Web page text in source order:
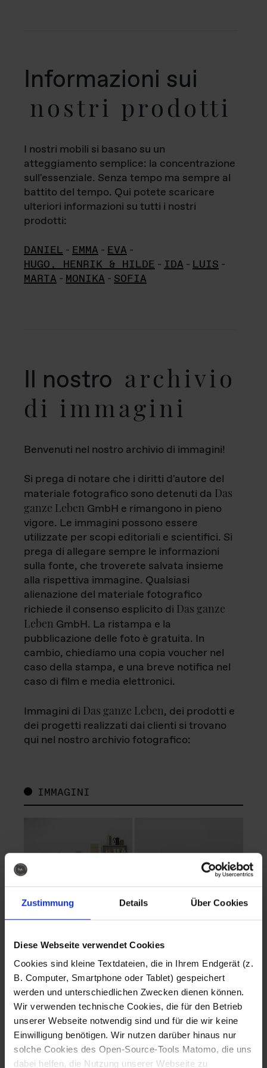
Zustimmung Details Über Cookies
Diese Webseite verwendet Cookies
Cookies sind kleine Textdateien, die in Ihrem Endgerät (z.
B. Computer, Smartphone oder Tablet) gespeichert
werden und unterschiedlichen Zwecken dienen können.
Wir verwenden technische Cookies, die für den Betrieb
unserer Webseite notwendig sind und für die wir keine
Einwilligung benötigen. Wir nutzen darüber hinaus nur
solche Cookies des Open-Source-Tools Matomo, die uns
dabei helfen, die Nutzung unserer Webseite zu
Informazioni sui
nostri prodotti
I nostri mobili si basano su un
atteggiamento semplice: la concentrazione
sull'essenziale. Senza tempo ma sempre al
battito del tempo. Qui potete scaricare
ulteriori informazioni su tutti i nostri
prodotti:
DANIEL - EMMA - EVA -
HUGO, HENRIK & HILDE - IDA - LUIS -
MARTA - MONIKA - SOFIA
Il nostro archivio
di immagini
Benvenuti nel nostro archivio di immagini!
Si prega di notare che i diritti d'autore del
materiale fotografico sono detenuti da Das
ganze Leben GmbH e rimangono in pieno
vigore. Le immagini possono essere
utilizzate per scopi editoriali e scientifici. Si
prega di allegare sempre le informazioni
sulla fonte, che troverete salvata insieme
alla rispettiva immagine. Qualsiasi
alienazione del materiale fotografico
richiede il consenso esplicito di Das ganze
Leben GmbH. La ristampa e la
pubblicazione delle foto è gratuita. In
cambio, chiediamo una copia voucher nel
caso della stampa, e una breve notifica nel
caso di film e media elettronici.
Immagini di Das ganze Leben, dei prodotti e
dei progetti realizzati dai clienti si trovano
qui nel nostro archivio fotografico:
IMMAGINI
Fotografo: Lorenz
Sternbach
Download
Fotografo: Lorenz
Sternbach
Download